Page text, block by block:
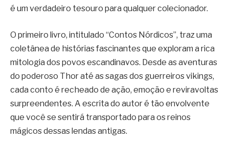
é um verdadeiro tesouro para qualquer colecionador.
O primeiro livro, intitulado “Contos Nórdicos”, traz uma
coletânea de histórias fascinantes que exploram a rica
mitologia dos povos escandinavos. Desde as aventuras
do poderoso Thor até as sagas dos guerreiros vikings,
cada conto é recheado de ação, emoção e reviravoltas
surpreendentes. A escrita do autor é tão envolvente
que você se sentirá transportado para os reinos
mágicos dessas lendas antigas.